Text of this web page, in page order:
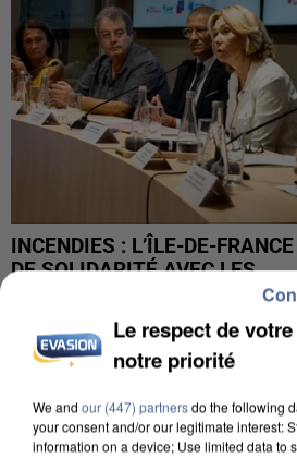
INCENDIES : L’ÎLE-DE-
DE SOLIDARITÉ AVEC LES...
Le respect de
notre priorité
We and our (447) partnersdo the following
your consent and/or our legitimate interest:
information on a device; Use limited data to